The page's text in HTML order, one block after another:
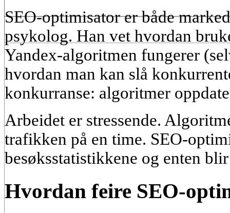
SEO-optimisator er både
psykolog. Han vet hvordan
Yandex-algoritmen fungerer
hvordan man kan slå
konkurranse: algoritmer
Arbeidet er stressende.
trafikken på en time. SEO-
besøksstatistikkene og enten
Hvordan feire SEO-